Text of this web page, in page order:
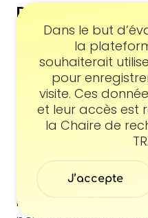
Dans le but
la
souhaiterait
pour
visite. Ces
et leur accès est
la Chaire de
J’accepte
Document en
Pièce jointe
Your Party and Play
Guide
4.8 MB
Gay Men's Sexual
Alliance et CATIE, 2023.
Pour découvrir les
l'organisme Gay Men's